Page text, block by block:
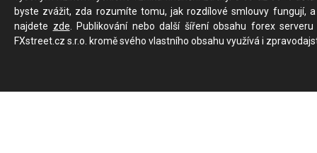
byste zvážit, zda rozumíte tomu, jak rozdílové smlouvy fungují,
najdete zde. Publikování nebo další šíření obsahu forex
FXstreet.cz s.r.o. kromě svého vlastního obsahu využívá i